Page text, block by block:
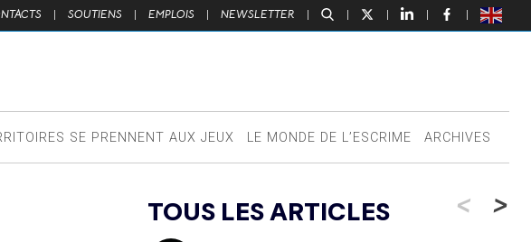
| SOUTIENS | EMPLOIS | NEWSLETTER | | | | |
SE PRENNENT AUX JEUX LE MONDE DE L’ESCRIME ARCHIVES
TOUS LES ARTICLES < >